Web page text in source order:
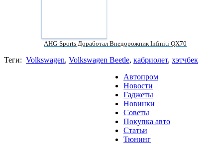
AHG-Sports Доработал Внедорожник Infiniti QX70
Теги: Volkswagen, Volkswagen Beetle, кабриолет, хэтчбек
Автопром
Новости
Гаджеты
Новинки
Советы
Покупка авто
Статьи
Тюнинг